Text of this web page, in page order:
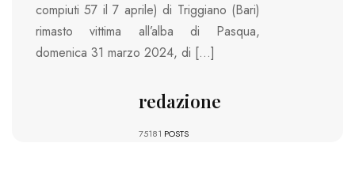
compiuti 57 il 7 aprile) di Triggiano (Bari)
rimasto vittima all’alba di Pasqua,
domenica 31 marzo 2024, di […]
redazione
75181 POSTS